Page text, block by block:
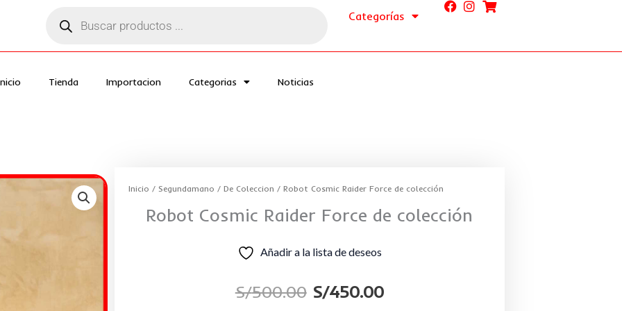
productos
Categorías
Tienda Importacion Categorias Noticias
Inicio / Segundamano / De Coleccion / Robot Cosmic Raider Force de colección
Robot Cosmic Raider Force de colección
Añadir a la lista de deseos
S/500.00
El
S/450.00